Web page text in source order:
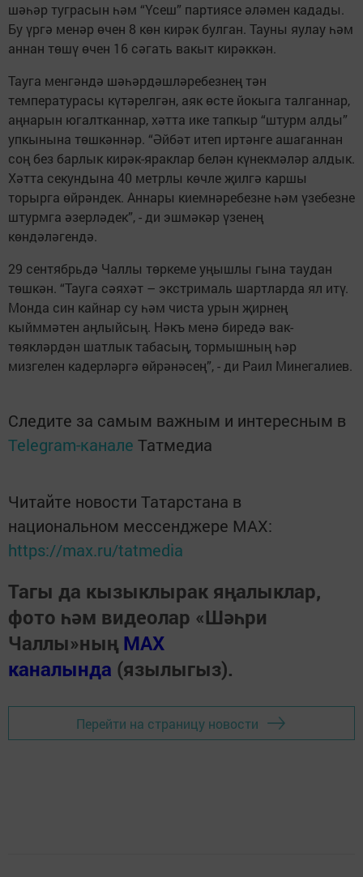
шәһәр туграсын һәм “Үсеш” партиясе әләмен кадады.
Бу үргә менәр өчен 8 көн кирәк булган. Тауны яулау һәм
аннан төшү өчен 16 сәгать вакыт кирәккән.
Тауга менгәндә шәһәрдәшләребезнең тән
температурасы күтәрелгән, аяк өсте йокыга талганнар,
аңнарын югалтканнар, хәтта ике тапкыр “штурм алды”
упкынына төшкәннәр. “Әйбәт итеп иртәнге ашаганнан
соң без барлык кирәк-яраклар белән күнекмәләр алдык.
Хәтта секундына 40 метрлы көчле җилгә каршы
торырга өйрәндек. Аннары киемнәребезне һәм үзебезне
штурмга әзерләдек”, - ди эшмәкәр үзенең
көндәләгендә.
29 сентябрьдә Чаллы төркеме уңышлы гына таудан
төшкән. “Тауга сәяхәт – экстрималь шартларда ял итү.
Монда син кайнар су һәм чиста урын җирнең
кыйммәтен аңлыйсың. Нәкъ менә биредә вак-
төякләрдән шатлык табасың, тормышның һәр
мизгелен кадерләргә өйрәнәсең”, - ди Раил Минегалиев.
Следите за самым важным и интересным в
Telegram-канале Татмедиа
Читайте новости Татарстана в
национальном мессенджере MАХ:
https://max.ru/tatmedia
Тагы да кызыклырак яңалыклар,
фото һәм видеолар «Шәһри
Чаллы»ның MAX
каналында (язылыгыз).
Перейти на страницу новости